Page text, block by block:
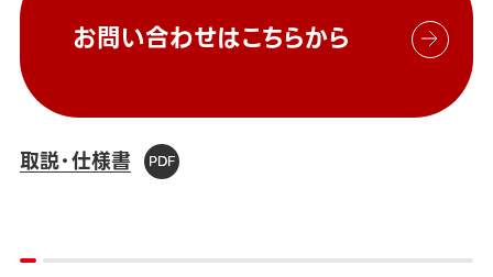
お問い合わせはこちらから
取説・仕様書